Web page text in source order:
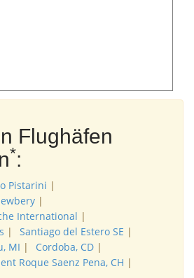
Flughäfen
*:
Pistarini |
|
International |
| Santiago del Estero SE |
MI | Cordoba, CD |
Roque Saenz Pena, CH |